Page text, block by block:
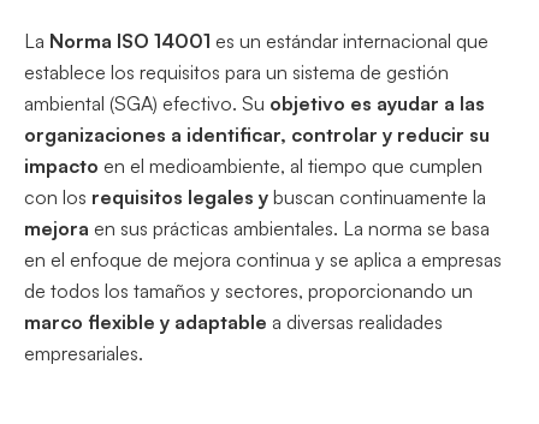
La Norma ISO 14001 es un estándar internacional que
establece los requisitos para un sistema de gestión
ambiental (SGA) efectivo. Su objetivo es ayudar a las
organizaciones a identificar, controlar y reducir su
impacto en el medioambiente, al tiempo que cumplen
con los requisitos legales y buscan continuamente la
mejora en sus prácticas ambientales. La norma se basa
en el enfoque de mejora continua y se aplica a empresas
de todos los tamaños y sectores, proporcionando un
marco flexible y adaptable a diversas realidades
empresariales.